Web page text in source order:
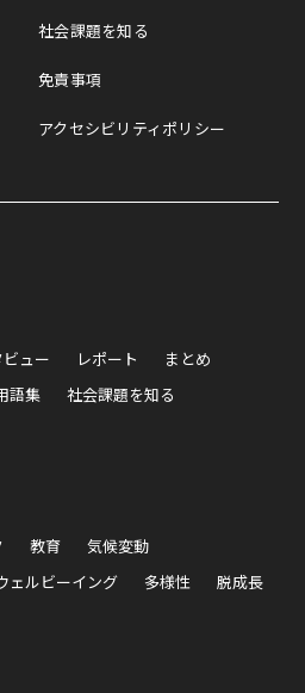
社会課題を知る
免責事項
アクセシビリティポリシー
ビュー レポート
まとめ
語集 社会課題を知る
教育
気候変動
ェルビーイング 多様性 脱成長